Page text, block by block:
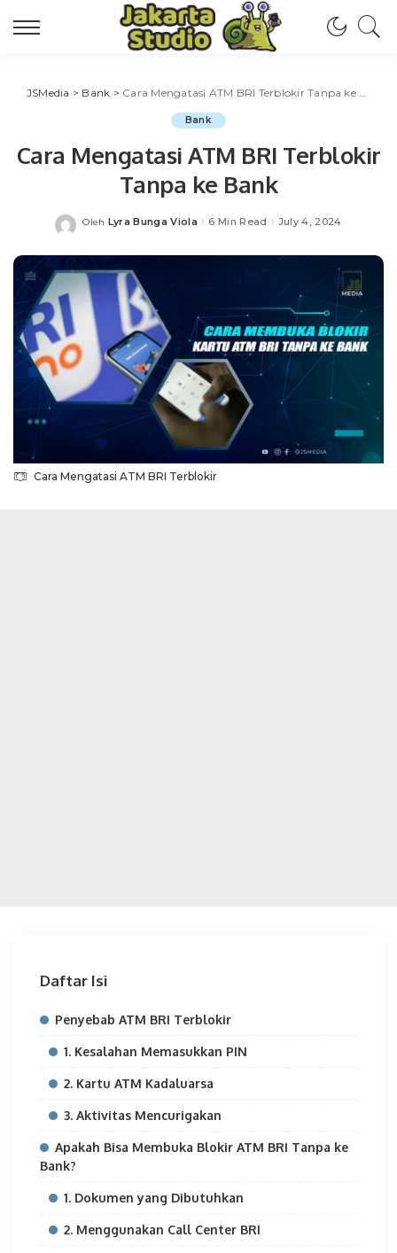
JSMedia > Bank > Cara Mengatasi ATM BRI Terblokir Tanpa ke Bank
Bank
Cara Mengatasi ATM BRI Terblokir
Tanpa ke Bank
Posted
Oleh Lyra Bunga Viola 6 Min Read July 4, 2024
Cara Mengatasi ATM BRI Terblokir
Daftar Isi
Penyebab ATM BRI Terblokir
1. Kesalahan Memasukkan PIN
2. Kartu ATM Kadaluarsa
3. Aktivitas Mencurigakan
Apakah Bisa Membuka Blokir ATM BRI Tanpa ke
Bank?
1. Dokumen yang Dibutuhkan
2. Menggunakan Call Center BRI